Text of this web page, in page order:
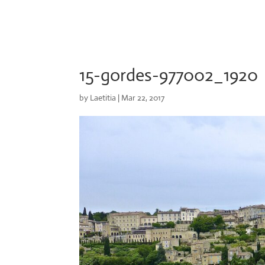
15-gordes-977002_1920
by Laetitia | Mar 22, 2017